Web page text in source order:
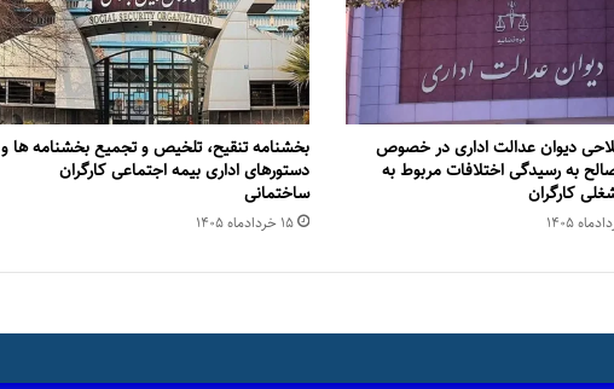
دیوان عدالت اداری در خصوص
به رسیدگی اختلافات مربوط به
کارگران
بخشنامه تنقیح، تلخیص و تجمیع بخشنامه ها و
دستورهای اداری بیمه اجتماعی کارگران
ساختمانی
۱۵ خرداد‌ماه ۱۴۰۵